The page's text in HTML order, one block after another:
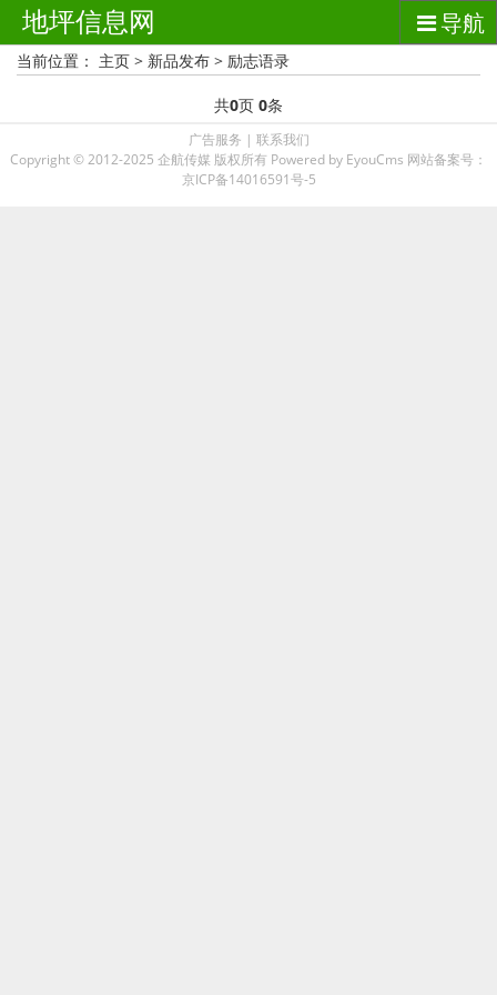
地坪信息网 导航
当前位置： 主页 > 新品发布 > 励志语录
共0页 0条
广告服务 | 联系我们
Copyright © 2012-2025 企航传媒 版权所有 Powered by EyouCms 网站备案号：
京ICP备14016591号-5